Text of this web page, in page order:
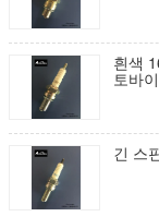
흰색
토바
긴 스